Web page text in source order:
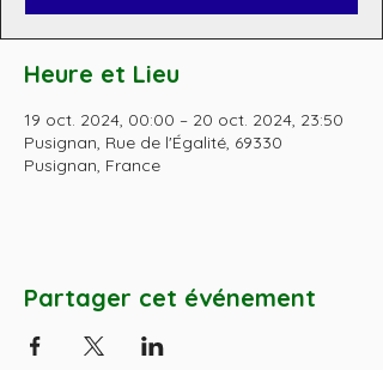
Heure et Lieu
19 oct. 2024, 00:00 – 20 oct. 2024, 23:50
Pusignan, Rue de l'Égalité, 69330
Pusignan, France
Partager cet événement